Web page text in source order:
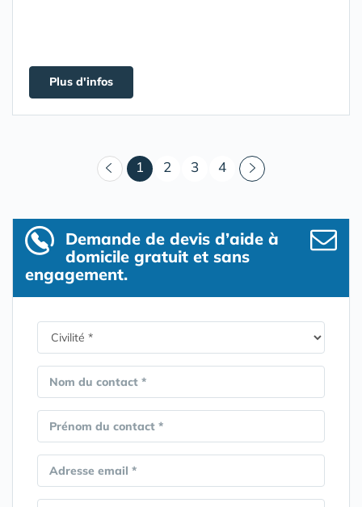
Plus d'infos
1 (courant)
2 3 4
Demande de devis d’aide à
domicile gratuit et sans
engagement.
Nom du contact *
Prénom du contact *
Adresse email *